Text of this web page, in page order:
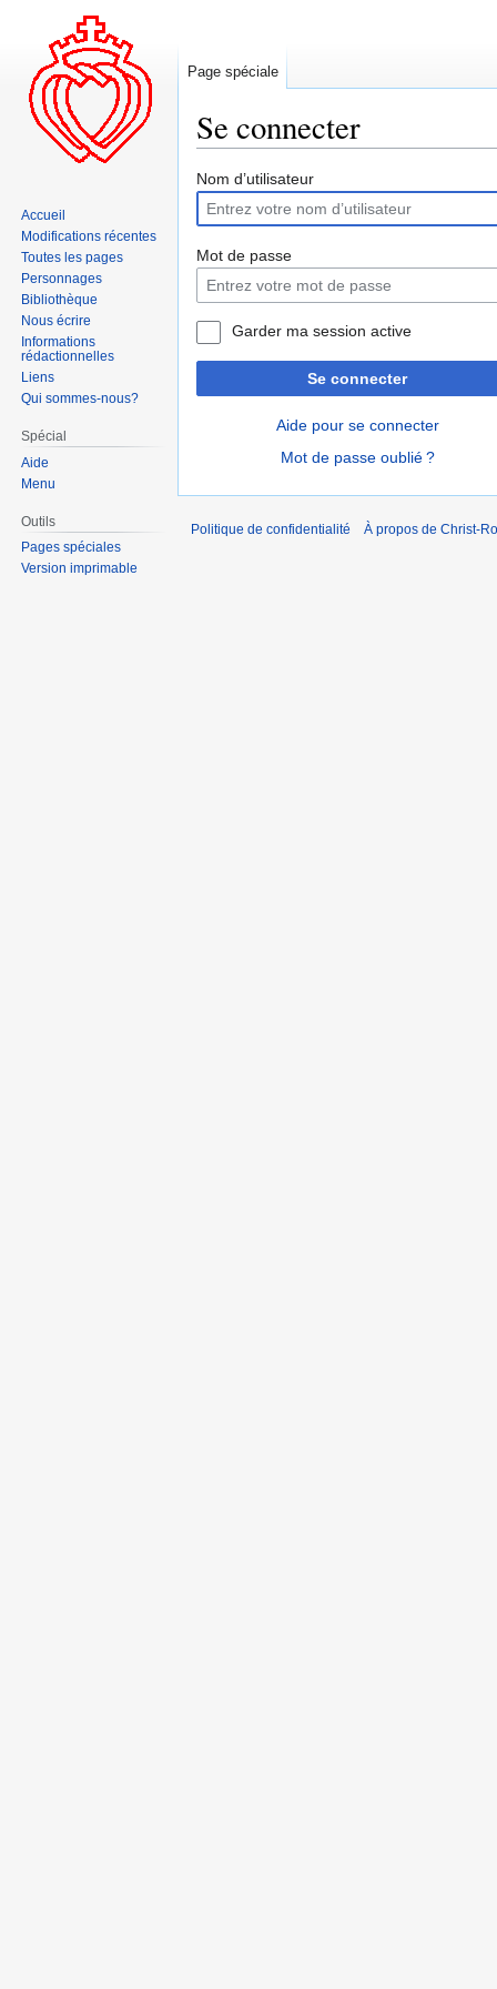
Se connecter
Aller
la
navigation
Aller
la
recherche
Nom d’utilisateur
Mot de passe
Garder ma session active
Se connecter
Aide pour se connecter
Mot de passe oublié ?
Page spéciale
Accueil
Modifications récentes
Toutes les pages
Personnages
Bibliothèque
Nous écrire
Informations
rédactionnelles
Liens
Qui sommes-nous?
Spécial
Aide
Menu
Outils
Pages spéciales
Version imprimable
Politique de confidentialité À propos de Christ-